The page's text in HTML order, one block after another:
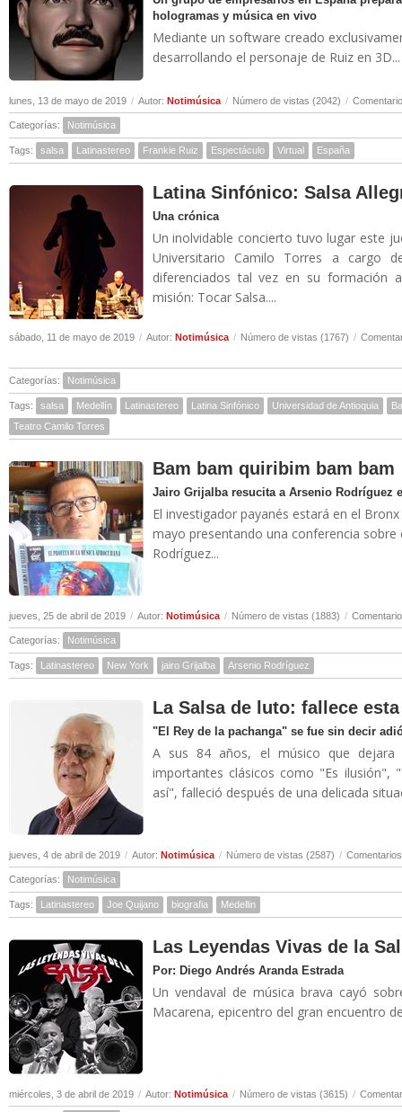
hologramas y música en vivo
Mediante un software creado
desarrollando el personaje de Ruiz en 3D...
lunes, 13 de mayo de 2019 / Autor: Notimúsica / Número de vistas (2042) /
Categorías: Notimúsica
Tags: salsa Latinastereo Frankie Ruiz Espectáculo Virtual España
Latina Sinfónico: Salsa
Una crónica
Un inolvidable concierto tuvo lugar este
Universitario Camilo Torres a cargo
diferenciados tal vez en su formación
misión: Tocar Salsa....
sábado, 11 de mayo de 2019 / Autor: Notimúsica / Número de vistas (1767) /
Categorías: Notimúsica
Tags: salsa Medellín Latinastereo Latina Sinfónico Universidad de Antioquia
Teatro Camilo Torres
Bam bam quiribim bam bam
Jairo Grijalba resucita a Arsenio Rodríguez
El investigador payanés estará en el
mayo presentando una conferencia
Rodríguez...
jueves, 25 de abril de 2019 / Autor: Notimúsica / Número de vistas (1883) /
Categorías: Notimúsica
Tags: Latinastereo New York jairo Grijalba Arsenio Rodríguez
La Salsa de luto: fallece
"El Rey de la pachanga" se fue sin decir
A sus 84 años, el músico que
importantes clásicos como "Es ilusión",
así", falleció después de una delicada
jueves, 4 de abril de 2019 / Autor: Notimúsica / Número de vistas (2587) /
Categorías: Notimúsica
Tags: Latinastereo Joe Quijano biografia Medellin
Las Leyendas Vivas de la
Por: Diego Andrés Aranda Estrada
Un vendaval de música brava cayó
Macarena, epicentro del gran encuentro
miércoles, 3 de abril de 2019 / Autor: Notimúsica / Número de vistas (3615) /